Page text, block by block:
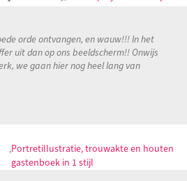
orde ontvangen, en wauw!!! In het
uit dan op ons beeldscherm!! Onwijs
we gaan hier nog heel lang van
,Portretillustratie, trouwakte en houten
gastenboek in 1 stijl